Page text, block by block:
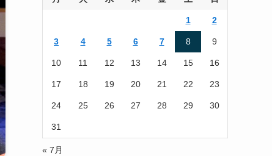
1 2
3 4 5 6 7 8 9
10 11 12 13 14 15 16
17 18 19 20 21 22 23
24 25 26 27 28 29 30
31
« 7月